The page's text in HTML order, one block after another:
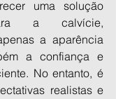
uma solução
a calvície,
a aparência
a confiança e
No entanto, é
realistas e